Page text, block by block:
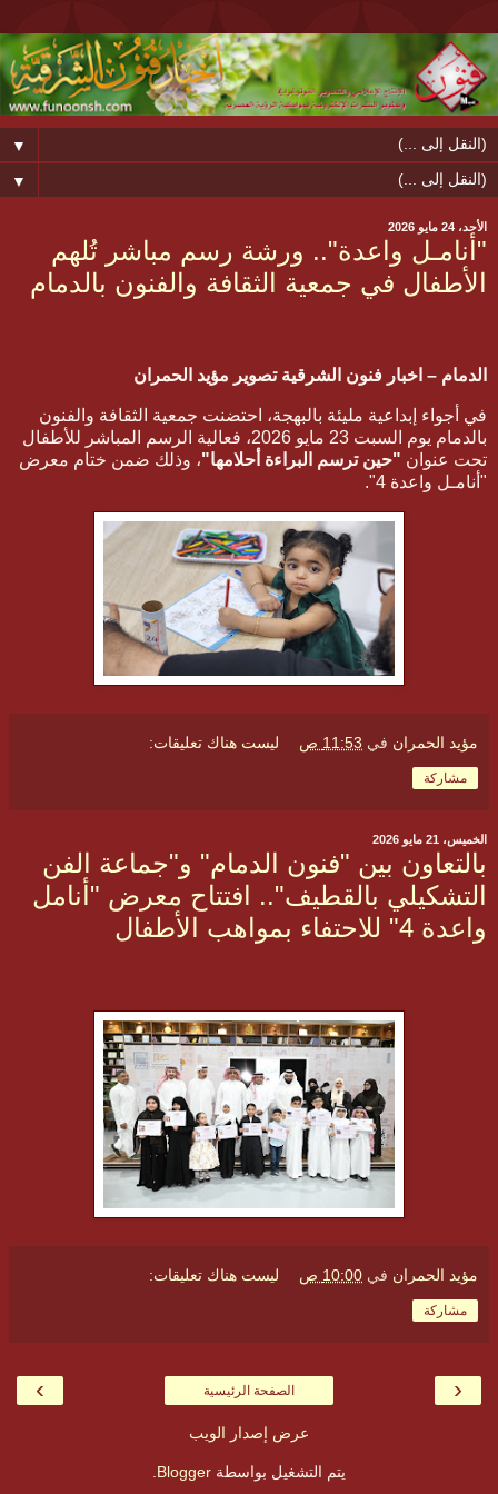
▼
▼
الأحد، 24 مايو 2026
​"أنامـل واعدة".. ورشة رسم مباشر تُلهم
الأطفال في جمعية الثقافة والفنون بالدمام
الدمام – اخبار فنون الشرقية تصوير مؤيد الحمران
​في أجواء إبداعية مليئة بالبهجة، احتضنت جمعية الثقافة والفنون
بالدمام يوم السبت 23 مايو 2026، فعالية الرسم المباشر للأطفال
تحت عنوان "حين ترسم البراءة أحلامها"، وذلك ضمن ختام معرض
"أنامـل واعدة 4".
مؤيد الحمران في 11:53 ص ليست هناك تعليقات:
مشاركة
الخميس، 21 مايو 2026
بالتعاون بين "فنون الدمام" و"جماعة الفن
التشكيلي بالقطيف".. افتتاح معرض "أنامل
واعدة 4" للاحتفاء بمواهب الأطفال
مؤيد الحمران في 10:00 ص ليست هناك تعليقات:
مشاركة
‹
› الصفحة الرئيسية
عرض إصدار الويب
يتم التشغيل بواسطة Blogger